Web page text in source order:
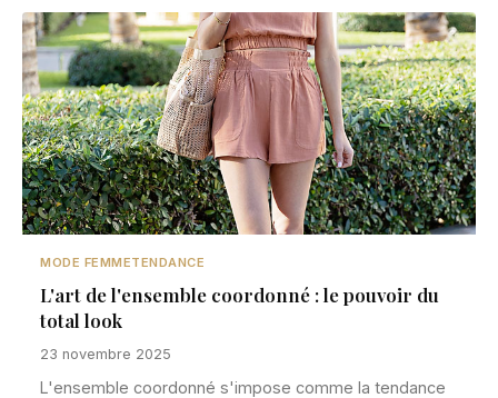
MODE FEMMETENDANCE
L'art de l'ensemble coordonné : le pouvoir du
total look
23 novembre 2025
L'ensemble coordonné s'impose comme la tendance